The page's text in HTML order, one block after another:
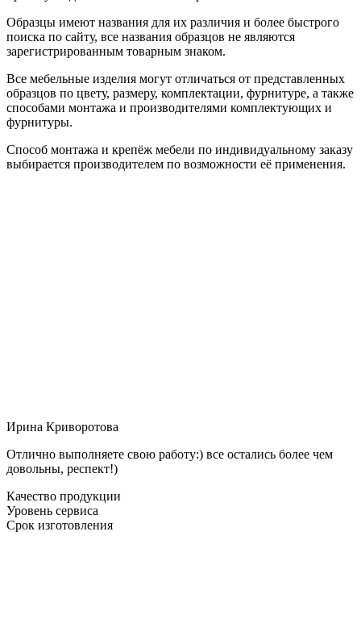
Образцы имеют названия для их различия и более быстрого
поиска по сайту, все названия образцов не являются
зарегистрированным товарным знаком.
Все мебельные изделия могут отличаться от представленных
образцов по цвету, размеру, комплектации, фурнитуре, а также
способами монтажа и производителями комплектующих и
фурнитуры.
Способ монтажа и крепёж мебели по индивидуальному заказу
выбирается производителем по возможности её применения.
Ирина Криворотова
Отлично выполняете свою работу:) все остались более чем
довольны, респект!)
Качество продукции
Уровень сервиса
Срок изготовления